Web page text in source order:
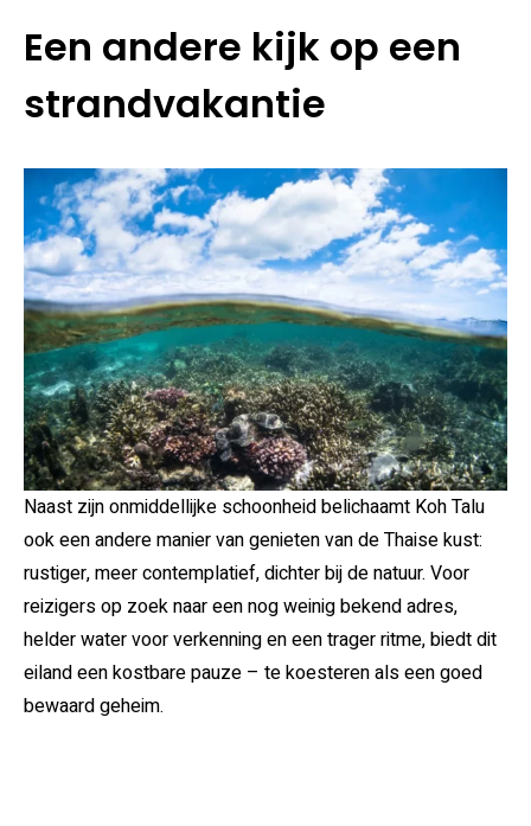
Een andere kijk op een
strandvakantie
Naast zijn onmiddellijke schoonheid belichaamt Koh Talu
ook een andere manier van genieten van de Thaise kust:
rustiger, meer contemplatief, dichter bij de natuur. Voor
reizigers op zoek naar een nog weinig bekend adres,
helder water voor verkenning en een trager ritme, biedt dit
eiland een kostbare pauze – te koesteren als een goed
bewaard geheim.